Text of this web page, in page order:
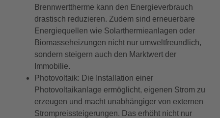
Brennwerttherme kann den Energieverbrauch
drastisch reduzieren. Zudem sind erneuerbare
Energiequellen wie Solarthermieanlagen oder
Biomasseheizungen nicht nur umweltfreundlich,
sondern steigern auch den Marktwert der
Immobilie.
Photovoltaik: Die Installation einer
Photovoltaikanlage ermöglicht, eigenen Strom zu
erzeugen und macht unabhängiger von externen
Strompreissteigerungen. Das erhöht nicht nur